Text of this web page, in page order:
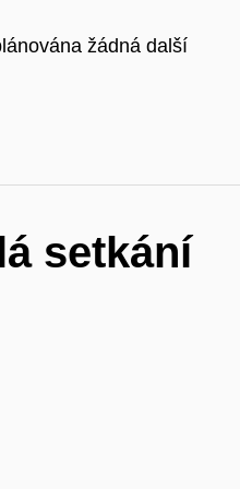
žádná další
setkání